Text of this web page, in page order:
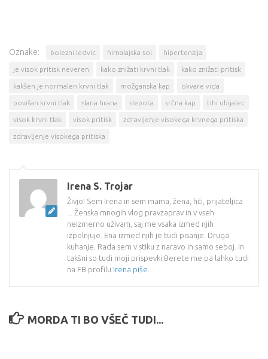
Oznake: bolezni ledvic himalajska sol hipertenzija
je visok pritisk neveren kako znižati krvni tlak kako znižati pritisk
kakšen je normalen krvni tlak možganska kap okvare vida
povišan krvni tlak slana hrana slepota srčna kap tihi ubijalec
visok krvni tlak visok pritisk zdravljenje visokega krvnega pritiska
zdravljenje visokega pritiska
Irena S. Trojar
Živjo! Sem Irena in sem mama, žena, hči, prijateljica
... Ženska mnogih vlog pravzaprav in v vseh
neizmerno uživam, saj me vsaka izmed njih
izpolnjuje. Ena izmed njih je tudi pisanje. Druga
kuhanje. Rada sem v stiku z naravo in samo seboj. In
takšni so tudi moji prispevki.Berete me pa lahko tudi
na FB profilu Irena piše
MORDA TI BO VŠEČ TUDI...